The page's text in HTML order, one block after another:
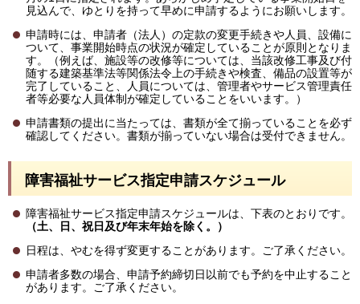
見込んで、ゆとりを持って早めに申請するようにお願いします。
申請時には、申請者（法人）の定款の変更手続きや人員、設備に
ついて、事業開始時点の状況が確定していることが原則となりま
す。（例えば、施設等の改修等については、当該改修工事及び付
随する建築基準法等関係法令上の手続きや検査、備品の設置等が
完了していること、人員については、管理者やサービス管理責任
者等必要な人員体制が確定していることをいいます。）
申請書類の提出に当たっては、書類が全て揃っていることを必ず
確認してください。書類が揃っていない場合は受付できません。
障害福祉サービス指定申請スケジュール
障害福祉サービス指定申請スケジュールは、下表のとおりです。
（土、日、祝日及び年末年始を除く。）
日程は、やむを得ず変更することがあります。ご了承ください。
申請者多数の場合、申請予約締切日以前でも予約を中止すること
があります。ご了承ください。